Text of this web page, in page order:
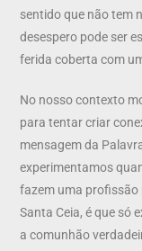
sentido que não tem
desespero pode ser
ferida coberta com
No nosso contexto
para tentar criar
mensagem da
experimentamos
fazem uma profissão
Santa Ceia, é que só
a comunhão